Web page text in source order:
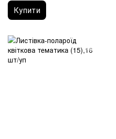
Купити